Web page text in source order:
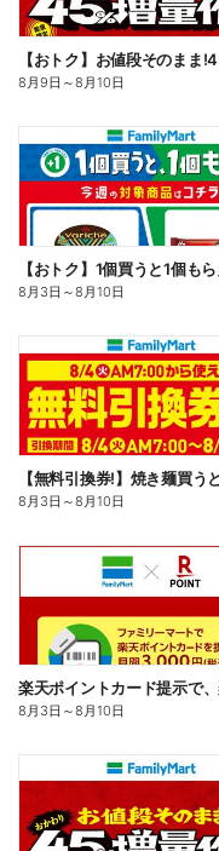
8月9日 ～8月10日
8月3日 ～8月10日
8月3日 ～8月10日
8月3日 ～8月10日